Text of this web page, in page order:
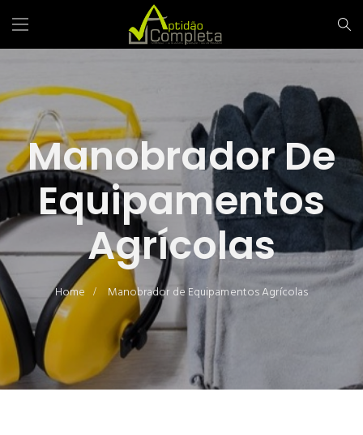
Manobrador De
Equipamentos
Agrícolas
Home Manobrador de Equipamentos Agrícolas